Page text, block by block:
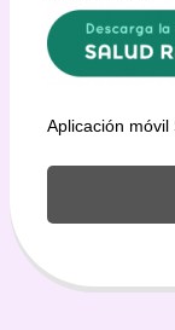
Aplicación móvil